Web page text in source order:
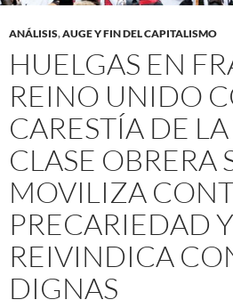
ANÁLISIS,AUGE Y FIN DEL CAPITALISMO
HUELGAS EN
REINO UNIDO
CARESTÍA DE
CLASE OBRERA
MOVILIZA
PRECARIEDAD Y
REIVINDICA
DIGNAS